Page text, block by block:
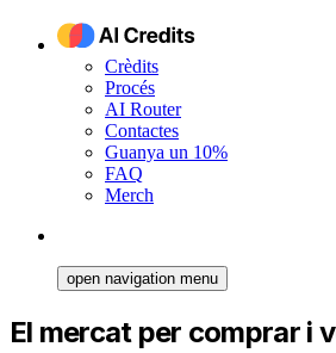
Crèdits
Procés
AI Router
Contactes
Guanya un 10%
FAQ
Merch
open navigation menu
El mercat per comprar i